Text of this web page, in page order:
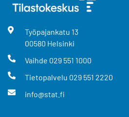
Työpajankatu 13
00580 Helsinki
Vaihde 029 551 1000
Tietopalvelu 029 551 2220
info@stat.fi